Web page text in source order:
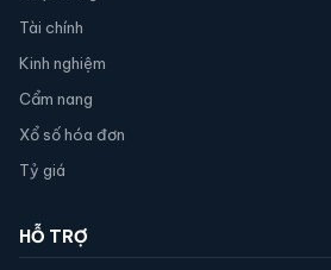
Tài chính
Kinh nghiệm
Cẩm nang
Xổ số hóa đơn
Tỷ giá
HỖ TRỢ